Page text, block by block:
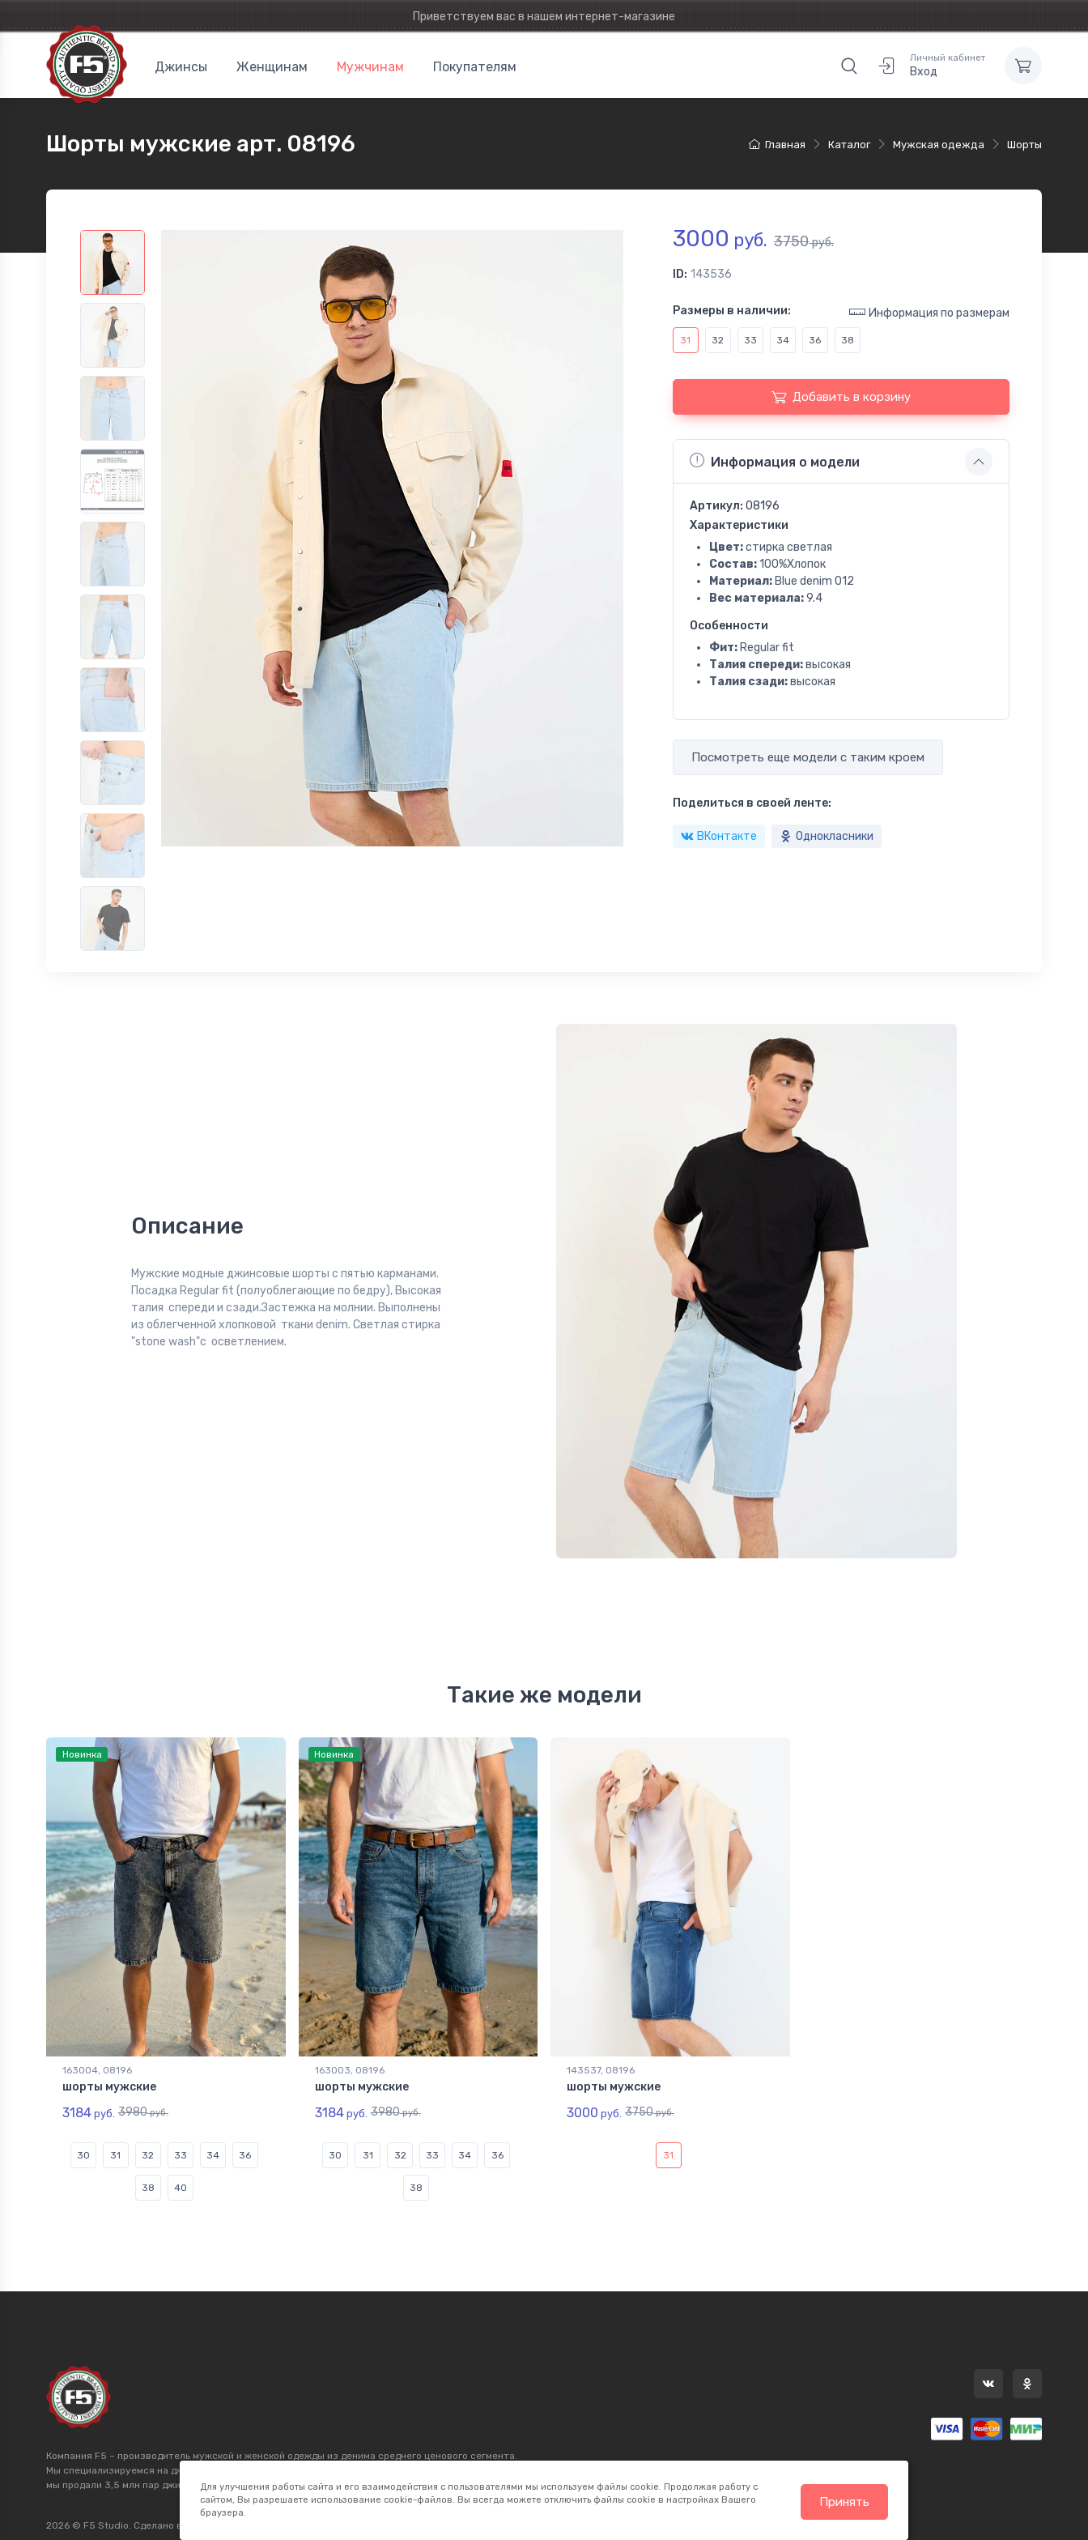
Приветствуем вас в нашем интернет-магазине
Личный кабинет
Вход
Джинсы Женщинам Мужчинам Покупателям
Главная Каталог Мужская одежда Шорты
Шорты мужские арт. 08196
3000 руб. 3750руб.
ID: 143536
Размеры в наличии: Информация по размерам
31 32 33 34 36 38
Добавить в корзину
Информация о модели
Артикул: 08196
Характеристики
Цвет:стирка светлая
Состав:100%Хлопок
Материал:Blue denim 012
Вес материала:9.4
Особенности
Фит:Regular fit
Талия спереди:высокая
Талия сзади:высокая
Посмотреть еще модели с таким кроем
Поделиться в своей ленте:
ВКонтакте Однокласники
Описание
Мужские модные джинсовые шорты с пятью карманами.
Посадка Regular fit (полуоблегающие по бедру), Высокая
талия спереди и сзади.Застежка на молнии. Выполнены
из облегченной хлопковой ткани denim. Светлая стирка
"stone wash"с осветлением.
Такие же модели
Новинка
163004, 08196
шорты мужские
3184 руб. 3980руб.
30 31 32 33 34 36
38 40
Новинка
163003, 08196
шорты мужские
3184руб. 3980руб.
30 31 32 33 34 36
38
143537, 08196
шорты мужские
3000 руб. 3750руб.
31
Компания F5 – производитель мужской и женской одежды из денима среднего ценового сегмента.
Мы специализируемся на джинсах более 20 лет и производим товар, который продаётся. С 1996 г.
мы продали 3,5 млн пар джинсов. Мы поставляем джинсы оптом в 300 магазинов по всей России.
2026 © F5 Studio. Сделано в
Для улучшения работы сайта и его взаимодействия с пользователями мы используем файлы cookie. Продолжая работу с
сайтом, Вы разрешаете использование cookie-файлов. Вы всегда можете отключить файлы cookie в настройках Вашего
браузера.
Принять